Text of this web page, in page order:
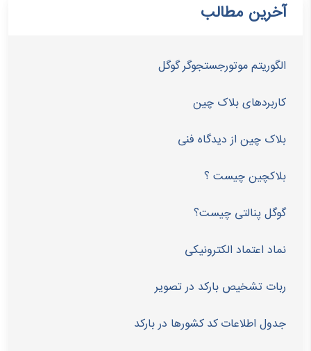
آخرین مطالب
الگوریتم موتورجستجوگر گوگل
کاربردهای بلاک چین
بلاک چین از دیدگاه فنی
بلاکچین چیست ؟
گوگل پنالتی چیست؟
نماد اعتماد الکترونیکی
ربات تشخیص بارکد در تصویر
جدول اطلاعات کد کشورها در بارکد